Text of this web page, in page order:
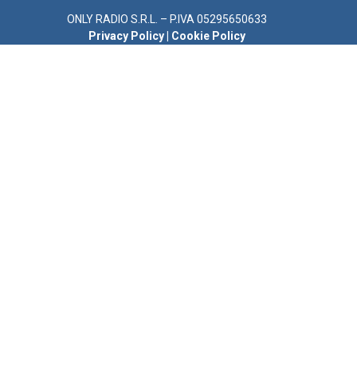
ONLY RADIO S.R.L. – P.IVA 05295650633
Privacy Policy
Cookie Policy